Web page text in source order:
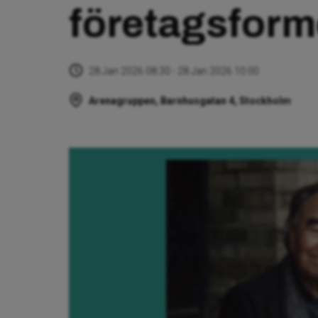
28 Jan 2026 08:30 - 28 Jan 2026 10:00
Arenagruppen, Barnhusgatan 4, Stockholm